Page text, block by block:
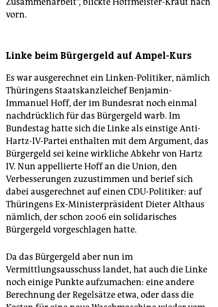
vorn.
Linke beim Bürgergeld auf Ampel-Kurs
Es war ausgerechnet ein Linken-Politiker, nämlich
Thüringens Staatskanzleichef Benjamin-
Immanuel Hoff, der im Bundesrat noch einmal
nachdrücklich für das Bürgergeld warb. Im
Bundestag hatte sich die Linke als einstige Anti-
Hartz-IV-Partei enthalten mit dem Argument, das
Bürgergeld sei keine wirkliche Abkehr von Hartz
IV. Nun appellierte Hoff an die Union, den
Verbesserungen zuzustimmen und berief sich
dabei ausgerechnet auf einen CDU-Politiker: auf
Thüringens Ex-Ministerpräsident Dieter Althaus
nämlich, der schon 2006 ein solidarisches
Bürgergeld vorgeschlagen hatte.
Da das Bürgergeld aber nun im
Vermittlungsausschuss landet, hat auch die Linke
noch einige Punkte aufzumachen: eine andere
Berechnung der Regelsätze etwa, oder dass die